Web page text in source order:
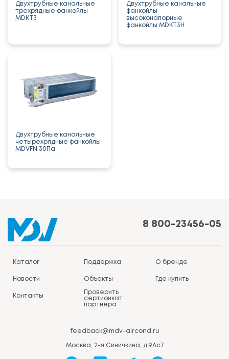
Двухтрубные канальные
трехрядные фанкойлы
MDKT3
Двухтрубные канальные
фанкойлы
высоконапорные
фанкойлы MDKT3H
Двухтрубные канальные
четырехрядные фанкойлы
MDVFN 30Па
8 800-23456-05
Каталог Поддержка О бренде
Новости Объекты Где купить
Контакты
Проверить
сертификат
партнера
feedback@mdv-aircond.ru
Москва, 2-я Синичкина, д.9Ас7